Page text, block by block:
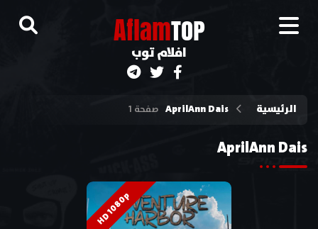
AflamTOP
افلام توب
الرئيسية AprilAnn Dais صفحة 1
AprilAnn Dais
HD 1080p